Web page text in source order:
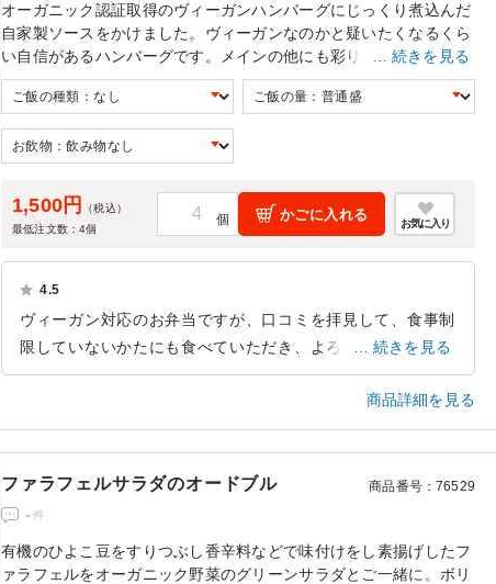
オーガニック認証取得のヴィーガンハンバーグにじっくり煮込んだ
自家製ソースをかけました。ヴィーガンなのかと疑いたくなるくら
い自信があるハンバーグです。メインの他にも彩り豊かな自家製デ
リと共にレインボーバードランデヴーのこだわりをお楽しみくださ
い。どんなシーンにもおすすめできるお弁当です。
続きを見る
1,500円
（税込）
最低注文数：4個
かごに入れる
お気に入り
4.5
ヴィーガン対応のお弁当ですが、口コミを拝見して、食事制
限していないかたにも食べていただき、よろこばれました。
これからもぜひローテーションにいれさせていただきたいで
東京都港区六本木2025/06/12
続きを見る
商品詳細を見る
ファラフェルサラダのオードブル 商品番号：76529
- 件
有機のひよこ豆をすりつぶし香辛料などで味付けをし素揚げしたフ
ァラフェルをオーガニック野菜のグリーンサラダとご一緒に。ボリ